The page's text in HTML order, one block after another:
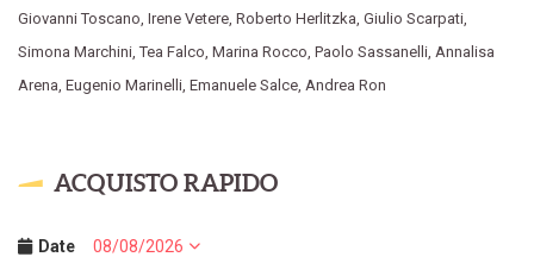
Giovanni Toscano, Irene Vetere, Roberto Herlitzka, Giulio Scarpati,
Simona Marchini,Tea Falco, Marina Rocco, Paolo Sassanelli, Annalisa
Arena, Eugenio Marinelli, Emanuele Salce, Andrea Ron
ACQUISTO RAPIDO
Date